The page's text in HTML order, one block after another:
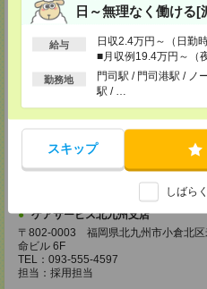
日～無理なく働ける[
給与
日収2.4万円～（日勤
■月収例19.4万円～（
の場合）
勤務地
門司駅 / 門司港駅 / ノ
駅 / …
スキップ
しばら
登録場所
ケアサービス鹿児島支店
鹿児島市加治屋町 15-9 大同生命鹿児
TEL：099-239-1070
ケアサービス福岡支店
〒812-0024 福岡県福岡市博多区綱場
TEL：092-517-3686
ケアサービス北九州支店
〒802-0003 福岡県北九州市小倉北
命ビル 6F
TEL：093-555-4597
担当：採用担当